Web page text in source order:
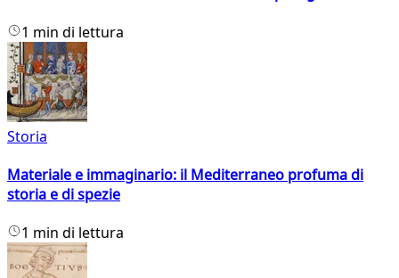
1 min di lettura
Storia
Materiale e immaginario: il Mediterraneo profuma di
storia e di spezie
1 min di lettura